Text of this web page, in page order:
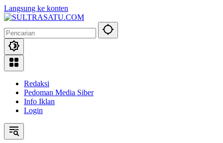
Langsung ke konten
Redaksi
Pedoman Media Siber
Info Iklan
Login